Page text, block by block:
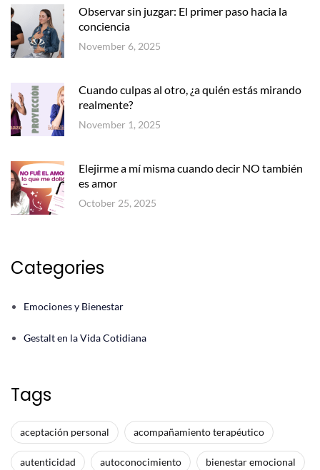
Observar sin juzgar: El primer paso hacia la
conciencia
November 6, 2025
Cuando culpas al otro, ¿a quién estás mirando
realmente?
November 1, 2025
Elejirme a mí misma cuando decir NO también
es amor
October 25, 2025
Categories
Emociones y Bienestar
Gestalt en la Vida Cotidiana
Tags
aceptación personal acompañamiento terapéutico
autenticidad autoconocimiento bienestar emocional